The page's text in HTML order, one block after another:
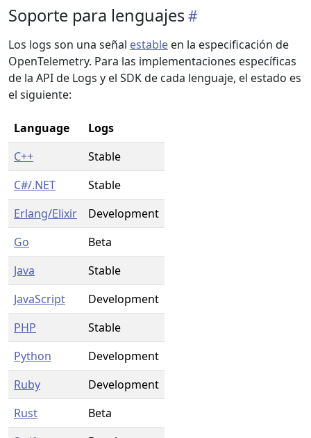
Soporte para lenguajes
Los logs son una señal estable en la especificación de
OpenTelemetry. Para las implementaciones específicas
de la API de Logs y el SDK de cada lenguaje, el estado es
el siguiente:
Language
Logs
C++
Stable
C#/.NET
Stable
Erlang/Elixir
Development
Go
Beta
Java
Stable
JavaScript
Development
PHP
Stable
Python
Development
Ruby
Development
Rust
Beta